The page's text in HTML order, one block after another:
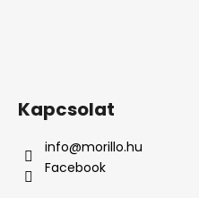
Kapcsolat
info@morillo.hu
Facebook